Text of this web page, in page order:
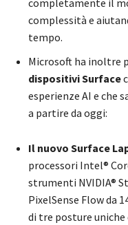
completamente il
complessità e
tempo.
Microsoft ha inoltre
dispositivi Surface
esperienze AI e che
a partire da oggi:
Il nuovo Surface
processori Intel®
strumenti NVIDIA®
PixelSense Flow da
di tre posture